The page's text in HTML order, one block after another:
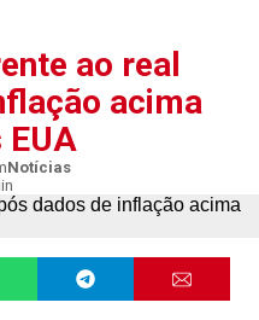
ao real
acima
Notícias